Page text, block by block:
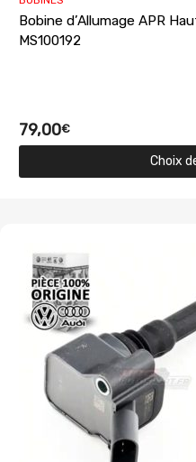
Bobine d’Allumage APR
MS100192
79,00€
Choix